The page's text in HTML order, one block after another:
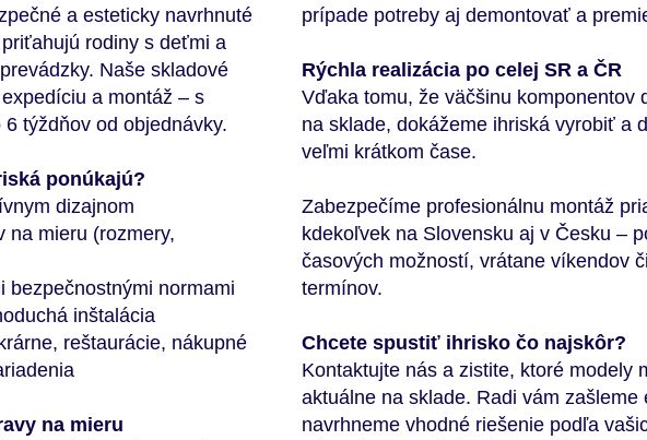
a esteticky navrhnuté
rodiny s deťmi a
Naše skladové
a montáž – s
týždňov od objednávky.
ponúkajú?
dizajnom
na mieru (rozmery,
bezpečnostnými normami
inštalácia
reštaurácie, nákupné
na mieru
prípade potreby aj demontovať a
Rýchla realizácia po celej SR a ČR
Vďaka tomu, že väčšinu komponentov
na sklade, dokážeme ihriská vyrobiť a
veľmi krátkom čase.
Zabezpečíme profesionálnu montáž
kdekoľvek na Slovensku aj v Česku –
časových možností, vrátane víkendov
termínov.
Chcete spustiť ihrisko čo najskôr?
Kontaktujte nás a zistite, ktoré modely
aktuálne na sklade. Radi vám zašleme
navrhneme vhodné riešenie podľa